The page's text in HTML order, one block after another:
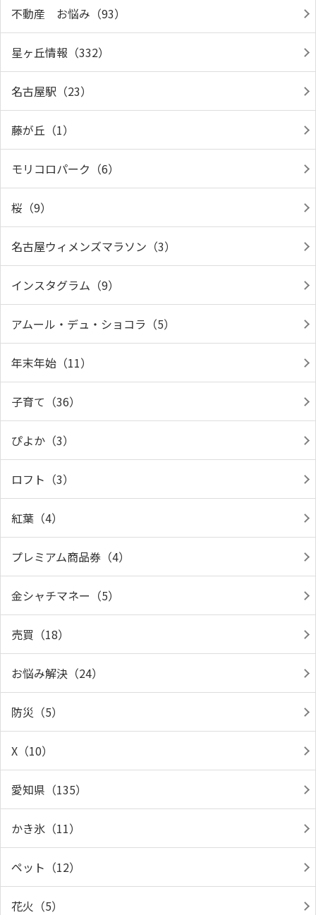
不動産 お悩み（93）
星ヶ丘情報（332）
名古屋駅（23）
藤が丘（1）
モリコロパーク（6）
桜（9）
名古屋ウィメンズマラソン（3）
インスタグラム（9）
アムール・デュ・ショコラ（5）
年末年始（11）
子育て（36）
ぴよか（3）
ロフト（3）
紅葉（4）
プレミアム商品券（4）
金シャチマネー（5）
売買（18）
お悩み解決（24）
防災（5）
X（10）
愛知県（135）
かき氷（11）
ペット（12）
花火（5）